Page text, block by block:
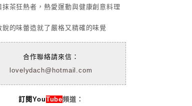
抹茶狂熱者，熱愛運動與健康創意料理
銳的味蕾造就了嚴格又精確的味覺
合作聯絡請來信：
lovelydach@hotmail.com
訂閱YouTube頻道：